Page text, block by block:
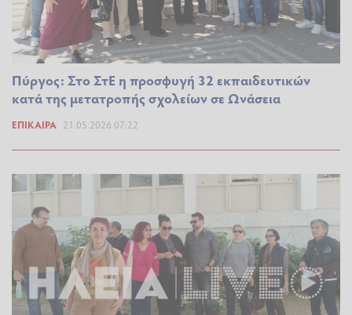
Πύργος: Στο ΣτΕ η προσφυγή 32 εκπαιδευτικών
κατά της μετατροπής σχολείων σε Ωνάσεια
ΕΠΊΚΑΙΡΑ 21.05.2026 07:22